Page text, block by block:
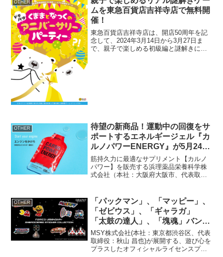
OTHER
ムを東急百貨店吉祥寺店で無料開
催！
東急百貨店吉祥寺店は、開店50周年を記
念して、2024年3月14日から3月27日ま
で、親子で楽しめる初級編と謎解きにじ
OTHER
待望の新商品！運動中の回復をサ
ポートするエネルギージェル『カ
ルノパワーENERGY』が5月24日
(金)登場！ ～回復をサポートする
アミノ酸カルノシン配合！エネル
ギー補給の新たなスタンダード～
筋持久力に最適なサプリメント【カルノ
パワー】を販売する浜理薬品栄養科学株
式会社（本社：大阪府大阪市、代表取締
動中の回復をサポートするアミノ酸カル
ノシンを摂取できるエネル...
OTHER
「パックマン」、「マッピー」、
「ゼビウス」、「ギャラガ」
「太鼓の達人」、「塊魂」バンダ
イナムコエンターテインメントの
ゲームタイトル6作品とのコラボ
刺繍ステッカーを9月26日(木)よ
MSY株式会社(本社：東京都渋谷区、代表
取締役：秋山 昌也)が展開する、遊び心を
プラスしたオフィシャルライセンスプロ